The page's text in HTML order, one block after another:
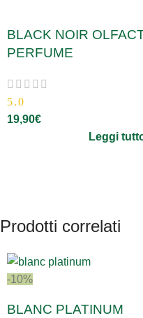
BLACK NOIR
PERFUME
5.0
19,90€
Leggi
Prodotti correlati
-10%
BLANC PLATINUM